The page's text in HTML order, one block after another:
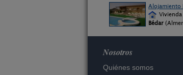
Alojamiento
Bédar
Nosotros
Quiénes somos